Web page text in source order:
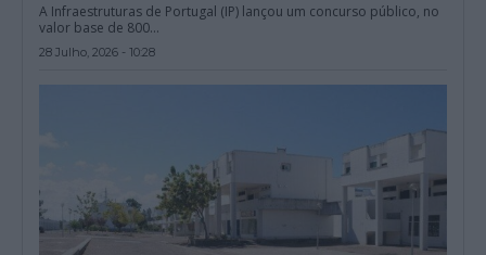
A Infraestruturas de Portugal (IP) lançou um concurso público, no
valor base de 800...
28 Julho, 2026 - 10:28